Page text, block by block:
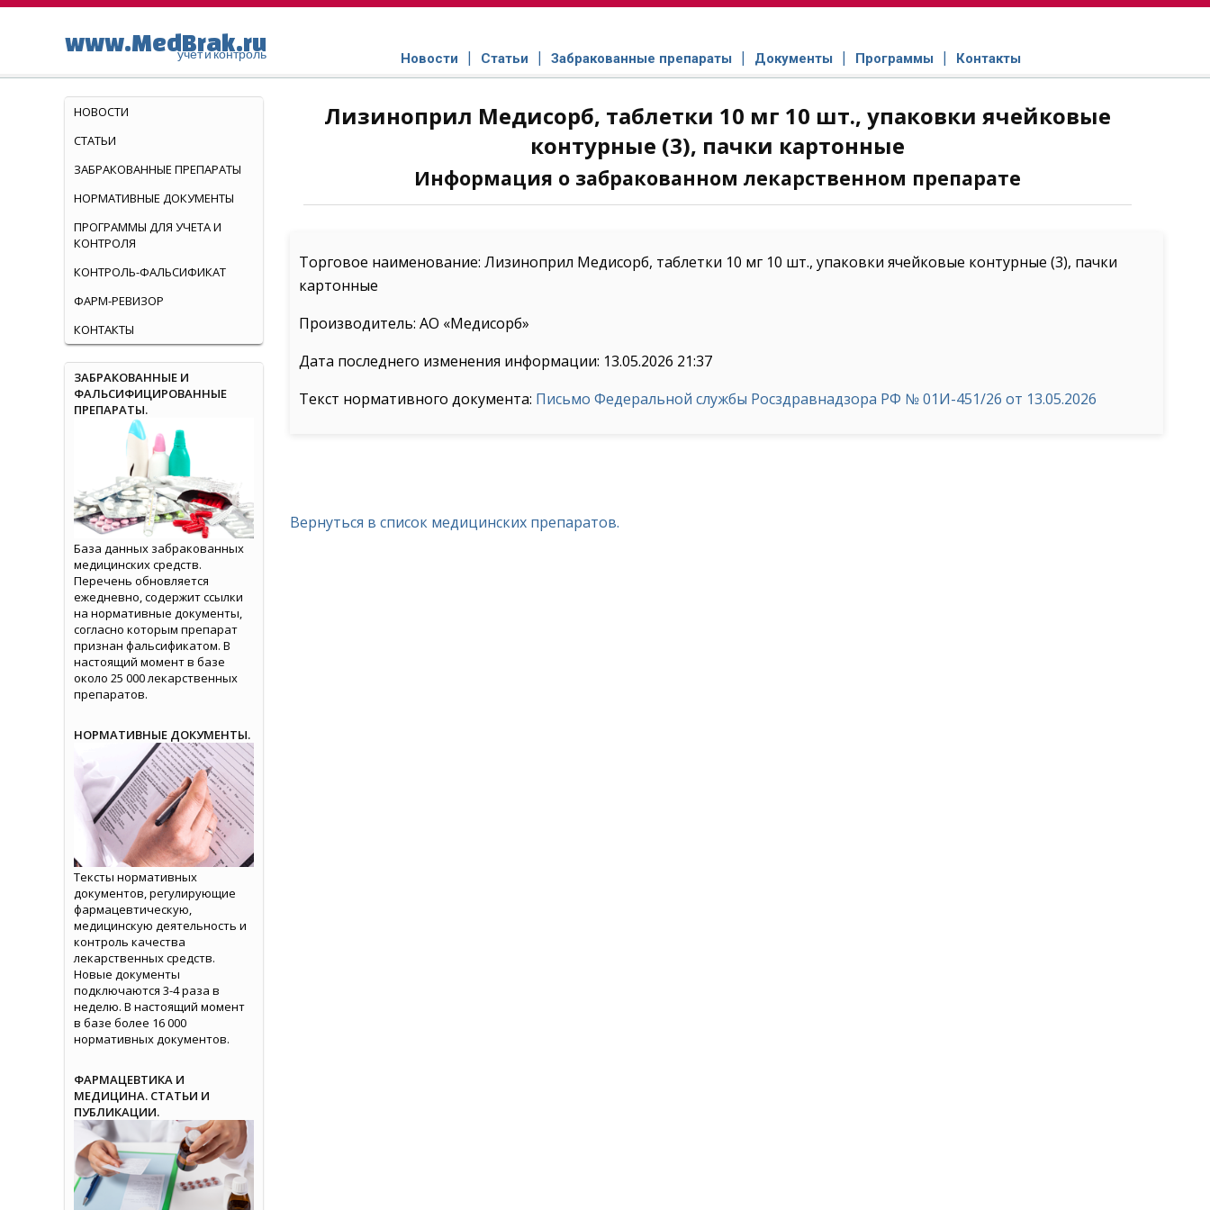
www.MedBrak.ru
учет и контроль Новости Статьи Забракованные препараты Документы Программы Контакты
Лизиноприл Медисорб, таблетки 10 мг 10 шт., упаковки ячейковые
контурные (3), пачки картонные
Информация о забракованном лекарственном препарате
Торговое наименование: Лизиноприл Медисорб, таблетки 10 мг 10 шт., упаковки ячейковые контурные (3), пачки
картонные
Производитель: АО «Медисорб»
Дата последнего изменения информации: 13.05.2026 21:37
Текст нормативного документа: Письмо Федеральной службы Росздравнадзора РФ № 01И-451/26 от 13.05.2026
Вернуться в список медицинских препаратов.
НОВОСТИ
СТАТЬИ
ЗАБРАКОВАННЫЕ ПРЕПАРАТЫ
НОРМАТИВНЫЕ ДОКУМЕНТЫ
ПРОГРАММЫ ДЛЯ УЧЕТА И
КОНТРОЛЯ
КОНТРОЛЬ-ФАЛЬСИФИКАТ
ФАРМ-РЕВИЗОР
КОНТАКТЫ
ЗАБРАКОВАННЫЕ И
ФАЛЬСИФИЦИРОВАННЫЕ
ПРЕПАРАТЫ.
База данных забракованных
медицинских средств.
Перечень обновляется
ежедневно, содержит ссылки
на нормативные документы,
согласно которым препарат
признан фальсификатом. В
настоящий момент в базе
около 25 000 лекарственных
препаратов.
НОРМАТИВНЫЕ ДОКУМЕНТЫ.
Тексты нормативных
документов, регулирующие
фармацевтическую,
медицинскую деятельность и
контроль качества
лекарственных средств.
Новые документы
подключаются 3-4 раза в
неделю. В настоящий момент
в базе более 16 000
нормативных документов.
ФАРМАЦЕВТИКА И
МЕДИЦИНА. СТАТЬИ И
ПУБЛИКАЦИИ.